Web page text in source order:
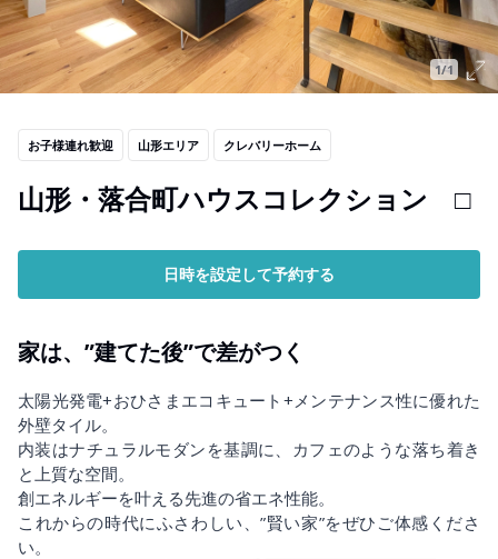
1/1
お子様連れ歓迎 山形エリア クレバリーホーム
山形・落合町ハウスコレクション □
日時を設定して予約する
家は、”建てた後”で差がつく
太陽光発電+おひさまエコキュート+メンテナンス性に優れた
外壁タイル。
内装はナチュラルモダンを基調に、カフェのような落ち着き
と上質な空間。
創エネルギーを叶える先進の省エネ性能。
これからの時代にふさわしい、”賢い家”をぜひご体感くださ
い。